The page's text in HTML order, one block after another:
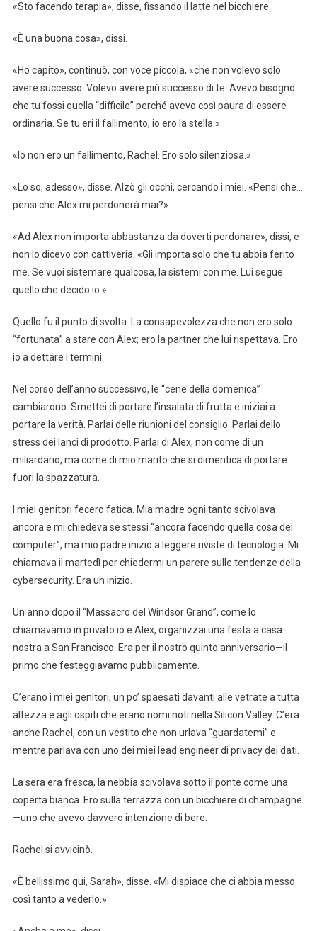
«Sto facendo terapia», disse, fissando il latte nel bicchiere.
«È una buona cosa», dissi.
«Ho capito», continuò, con voce piccola, «che non volevo solo
avere successo. Volevo avere più successo di te. Avevo bisogno
che tu fossi quella “difficile” perché avevo così paura di essere
ordinaria. Se tu eri il fallimento, io ero la stella.»
«Io non ero un fallimento, Rachel. Ero solo silenziosa.»
«Lo so, adesso», disse. Alzò gli occhi, cercando i miei. «Pensi che…
pensi che Alex mi perdonerà mai?»
«Ad Alex non importa abbastanza da doverti perdonare», dissi, e
non lo dicevo con cattiveria. «Gli importa solo che tu abbia ferito
me. Se vuoi sistemare qualcosa, la sistemi con me. Lui segue
quello che decido io.»
Quello fu il punto di svolta. La consapevolezza che non ero solo
“fortunata” a stare con Alex; ero la partner che lui rispettava. Ero
io a dettare i termini.
Nel corso dell’anno successivo, le “cene della domenica”
cambiarono. Smettei di portare l’insalata di frutta e iniziai a
portare la verità. Parlai delle riunioni del consiglio. Parlai dello
stress dei lanci di prodotto. Parlai di Alex, non come di un
miliardario, ma come di mio marito che si dimentica di portare
fuori la spazzatura.
I miei genitori fecero fatica. Mia madre ogni tanto scivolava
ancora e mi chiedeva se stessi “ancora facendo quella cosa dei
computer”, ma mio padre iniziò a leggere riviste di tecnologia. Mi
chiamava il martedì per chiedermi un parere sulle tendenze della
cybersecurity. Era un inizio.
Un anno dopo il “Massacro del Windsor Grand”, come lo
chiamavamo in privato io e Alex, organizzai una festa a casa
nostra a San Francisco. Era per il nostro quinto anniversario—il
primo che festeggiavamo pubblicamente.
C’erano i miei genitori, un po’ spaesati davanti alle vetrate a tutta
altezza e agli ospiti che erano nomi noti nella Silicon Valley. C’era
anche Rachel, con un vestito che non urlava “guardatemi” e
mentre parlava con uno dei miei lead engineer di privacy dei dati.
La sera era fresca, la nebbia scivolava sotto il ponte come una
coperta bianca. Ero sulla terrazza con un bicchiere di champagne
—uno che avevo davvero intenzione di bere.
Rachel si avvicinò.
«È bellissimo qui, Sarah», disse. «Mi dispiace che ci abbia messo
così tanto a vederlo.»